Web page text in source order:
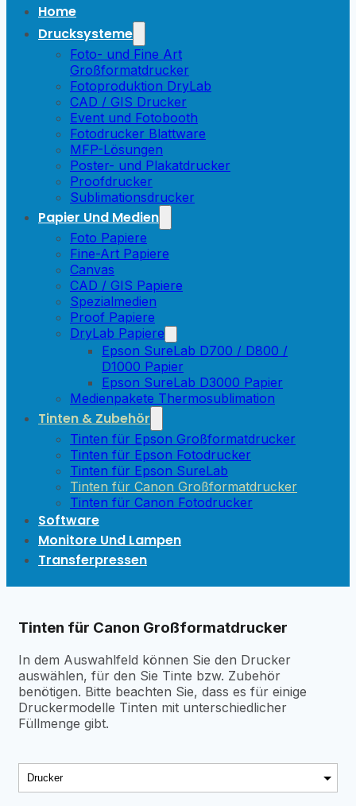
Home
Drucksysteme
Foto- und Fine Art
Großformatdrucker
Fotoproduktion DryLab
CAD / GIS Drucker
Event und Fotobooth
Fotodrucker Blattware
MFP-Lösungen
Poster- und Plakatdrucker
Proofdrucker
Sublimationsdrucker
Papier Und Medien
Foto Papiere
Fine-Art Papiere
Canvas
CAD / GIS Papiere
Spezialmedien
Proof Papiere
DryLab Papiere
Epson SureLab D700 / D800 /
D1000 Papier
Epson SureLab D3000 Papier
Medienpakete Thermosublimation
Tinten & Zubehör
Tinten für Epson Großformatdrucker
Tinten für Epson Fotodrucker
Tinten für Epson SureLab
Tinten für Canon Großformatdrucker
Tinten für Canon Fotodrucker
Software
Monitore Und Lampen
Transferpressen
Tinten für Canon Großformatdrucker
In dem Auswahlfeld können Sie den Drucker
auswählen, für den Sie Tinte bzw. Zubehör
benötigen. Bitte beachten Sie, dass es für einige
Druckermodelle Tinten mit unterschiedlicher
Füllmenge gibt.